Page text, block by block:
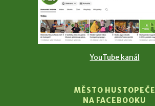
YouTube kanál
MĚSTO HUSTOPEČE
NA FACEBOOKU